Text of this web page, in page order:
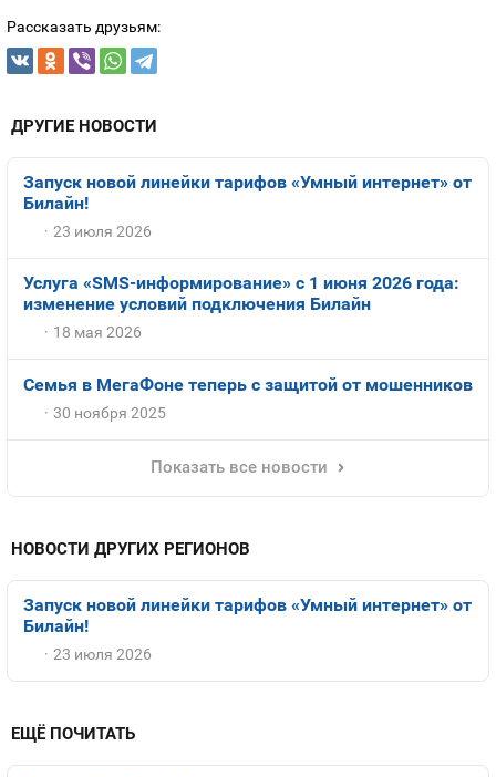
Рассказать друзьям:
ДРУГИЕ НОВОСТИ
Запуск новой линейки тарифов «Умный интернет» от
Билайн!
23 июля 2026
Услуга «SMS-информирование» с 1 июня 2026 года:
изменение условий подключения Билайн
18 мая 2026
Семья в МегаФоне теперь с защитой от мошенников
30 ноября 2025
Показать все новости
НОВОСТИ ДРУГИХ РЕГИОНОВ
Запуск новой линейки тарифов «Умный интернет» от
Билайн!
23 июля 2026
ЕЩЁ ПОЧИТАТЬ